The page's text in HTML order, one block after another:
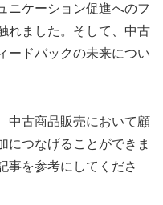
ニケーション促進へのフ
れました。そして、中古
ードバックの未来につい
中古商品販売において顧
につなげることができま
事を参考にしてくださ